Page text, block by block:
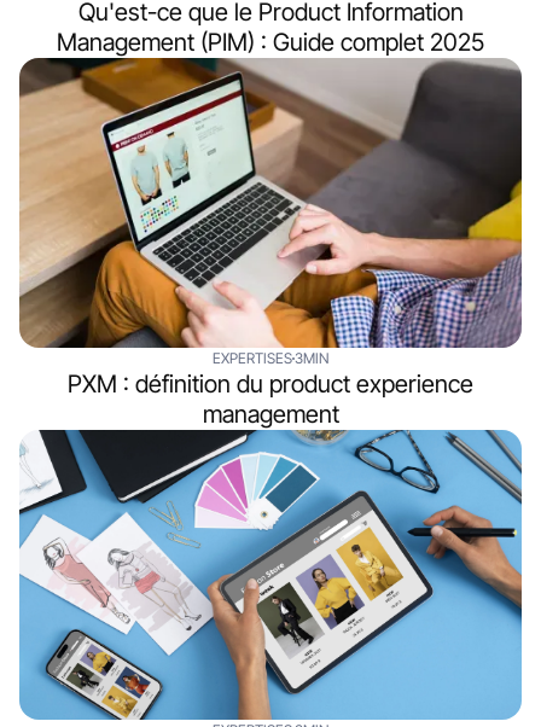
Qu'est-ce que le Product Information
Management (PIM) : Guide complet 2025
EXPERTISES3MIN
PXM : définition du product experience
management